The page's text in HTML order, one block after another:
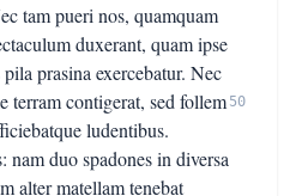
tam pueri nos, quamquam
duxerant, quam ipse
prasina exercebatur. Nec
terram contigerat, sed follem
ludentibus.
nam duo spadones in diversa
alter matellam tenebat
50